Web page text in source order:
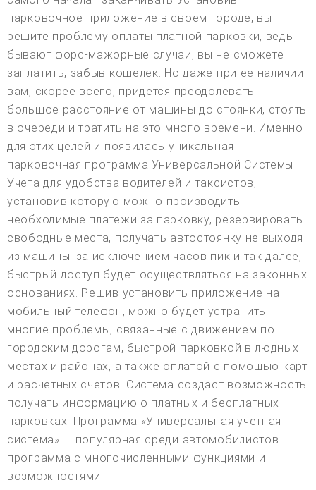
парковочное приложение в своем городе, вы
решите проблему оплаты платной парковки, ведь
бывают форс-мажорные случаи, вы не сможете
заплатить, забыв кошелек. Но даже при ее наличии
вам, скорее всего, придется преодолевать
большое расстояние от машины до стоянки, стоять
в очереди и тратить на это много времени. Именно
для этих целей и появилась уникальная
парковочная программа Универсальной Системы
Учета для удобства водителей и таксистов,
установив которую можно производить
необходимые платежи за парковку, резервировать
свободные места, получать автостоянку не выходя
из машины. за исключением часов пик и так далее,
быстрый доступ будет осуществляться на законных
основаниях. Решив установить приложение на
мобильный телефон, можно будет устранить
многие проблемы, связанные с движением по
городским дорогам, быстрой парковкой в людных
местах и районах, а также оплатой с помощью карт
и расчетных счетов. Система создаст возможность
получать информацию о платных и бесплатных
парковках. Программа «Универсальная учетная
система» — популярная среди автомобилистов
программа с многочисленными функциями и
возможностями.